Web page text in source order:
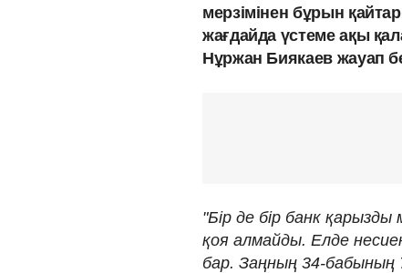
мерзімінен бұрын
жағдайда үстеме ақы
Нұржан Биякаев жауап
"Бір де бір банк қарызды
қоя алмайды. Елде
бар. Заңның 34-